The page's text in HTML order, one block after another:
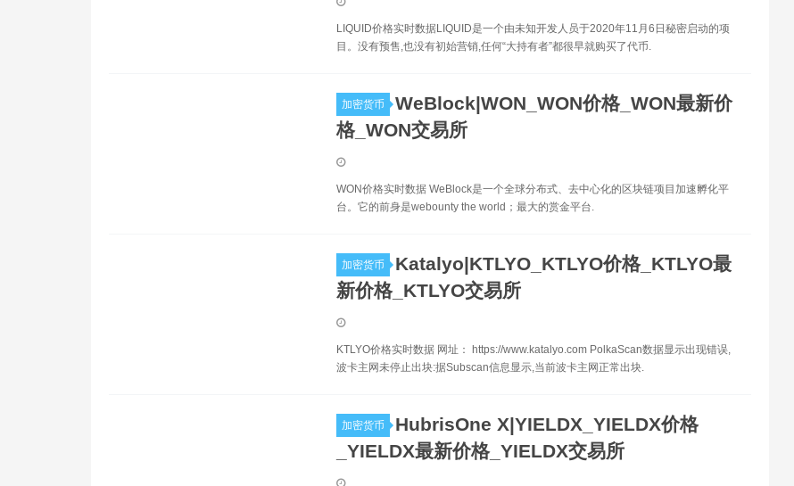
LIQUID价格实时数据LIQUID是一个由未知开发人员于2020年11月6日秘密启动的项
目。没有预售,也没有初始营销,任何“大持有者”都很早就购买了代币.
加密货币
WeBlock|WON_WON价格_WON最新价
格_WON交易所
WON价格实时数据 WeBlock是一个全球分布式、去中心化的区块链项目加速孵化平
台。它的前身是webounty the world；最大的赏金平台.
加密货币
Katalyo|KTLYO_KTLYO价格_KTLYO最
新价格_KTLYO交易所
KTLYO价格实时数据 网址： https://www.katalyo.com PolkaScan数据显示出现错误,
波卡主网未停止出块:据Subscan信息显示,当前波卡主网正常出块.
加密货币
HubrisOne X|YIELDX_YIELDX价格
_YIELDX最新价格_YIELDX交易所